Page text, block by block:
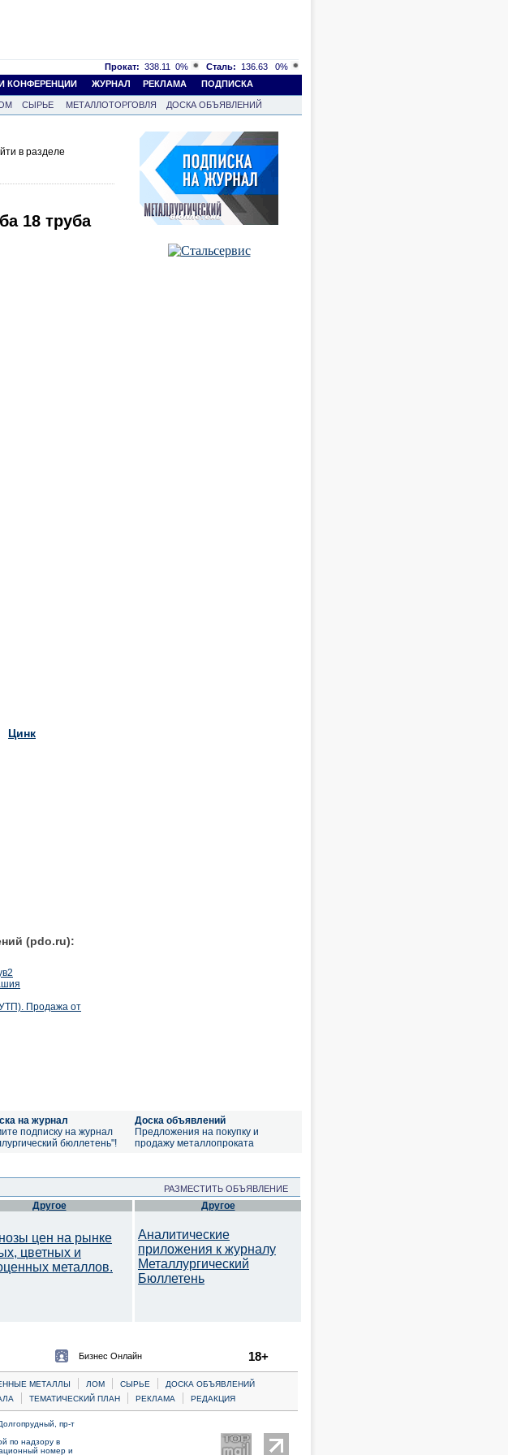
Прокат: 338.11 0% Сталь: 136.63
0%
КОНФЕРЕНЦИИ ЖУРНАЛ РЕКЛАМА ПОДПИСКА
СЫРЬЕ МЕТАЛЛОТОРГОВЛЯ
ДОСКА ОБЪЯВЛЕНИЙ
в разделе
18 труба
Цинк
(pdo.ru):
Продажа от
на журнал
подписку на журнал
бюллетень"!
Доска объявлений
Предложения на покупку и
продажу металлопроката
РАЗМЕСТИТЬ ОБЪЯВЛЕНИЕ
Другое
цен на рынке
цветных и
металлов.
Другое
Аналитические
приложения к журналу
Металлургический
Бюллетень
Бизнес Онлайн 18+
МЕТАЛЛЫ | ЛОМ | CЫРЬЕ |
ДОСКА ОБЪЯВЛЕНИЙ
| ТЕМАТИЧЕСКИЙ ПЛАН | РЕКЛАМА | РЕДАКЦИЯ
пр-т
по надзору в
номер и